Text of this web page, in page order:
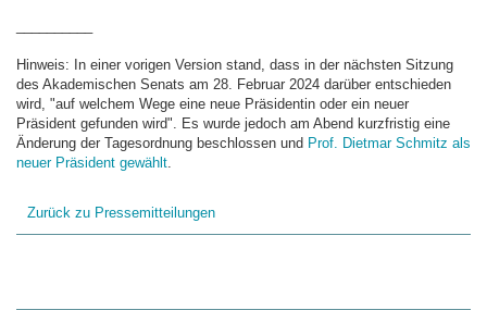
Hinweis: In einer vorigen Version stand, dass in der nächsten Sitzung
des Akademischen Senats am 28. Februar 2024 darüber entschieden
wird, "auf welchem Wege eine neue Präsidentin oder ein neuer
Präsident gefunden wird". Es wurde jedoch am Abend kurzfristig eine
Änderung der Tagesordnung beschlossen und Prof. Dietmar Schmitz als
neuer Präsident gewählt.
Zurück zu Pressemitteilungen